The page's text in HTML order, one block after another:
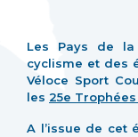
Les Pays de
cyclisme et des
Véloce Sport
les 25e
A l’issue de cet